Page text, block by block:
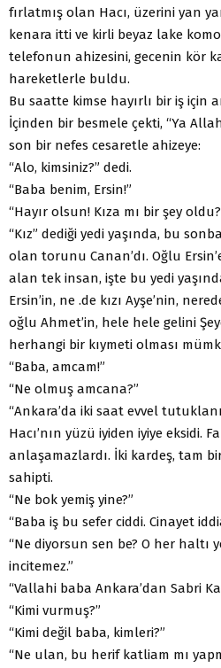
fırlatmış olan Hacı, üzerini yan
kenara itti ve kirli beyaz lake
telefonun ahizesini, gecenin kör
hareketlerle buldu.
Bu saatte kimse hayırlı bir iş için
İçinden bir besmele çekti, “Ya
son bir nefes cesaretle ahizeye:
“Alo, kimsiniz?” dedi.
“Baba benim, Ersin!”
“Hayır olsun! Kıza mı bir şey
“Kız” dediği yedi yaşında, bu
olan torunu Canan’dı. Oğlu
alan tek insan, işte bu yedi
Ersin’in, ne .de kızı Ayşe’nin,
oğlu Ahmet’in, hele hele gelini
herhangi bir kıymeti olması
“Baba, amcam!”
“Ne olmuş amcana?”
“Ankara’da iki saat evvel
Hacı’nın yüzü iyiden iyiye eksidi.
anlaşamazlardı. İki kardeş, tam
sahipti.
“Ne bok yemiş yine?”
“Baba iş bu sefer ciddi. Cinayet
“Ne diyorsun sen be? O her haltı
incitemez.”
“Vallahi baba Ankara’dan Sabri
“Kimi vurmuş?”
“Kimi değil baba, kimleri?”
“Ne ulan, bu herif katliam mı